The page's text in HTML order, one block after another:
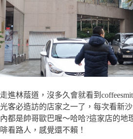
走進林蔭道，沒多久會就看到
光客必造訪的店家之一了，每次看新
內都是帥哥歐巴喔～哈哈?這家店的地
啡看路人，感覺還不賴！